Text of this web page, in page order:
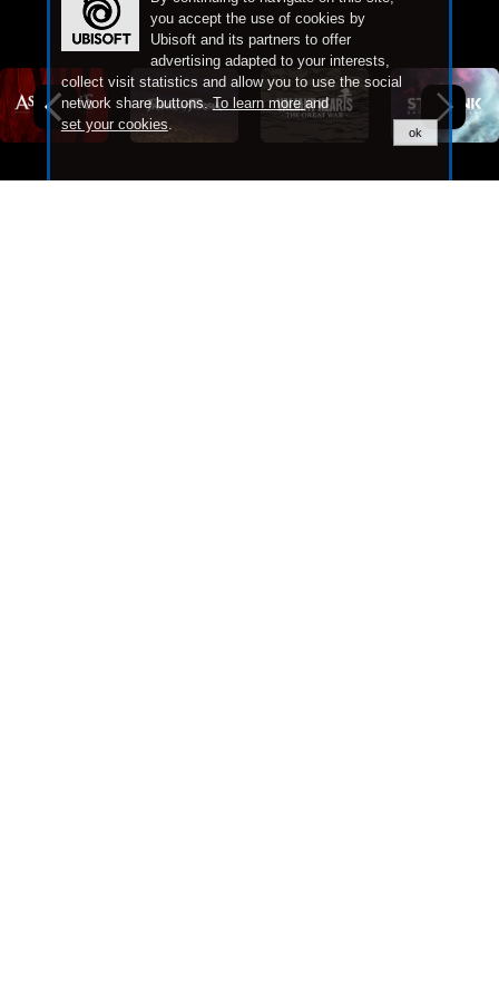
you accept the use of cookies by
Ubisoft and its partners to offer
advertising adapted to your interests,
collect visit statistics and allow you to use the social
network share buttons.To learn moreand
set your cookies. ok